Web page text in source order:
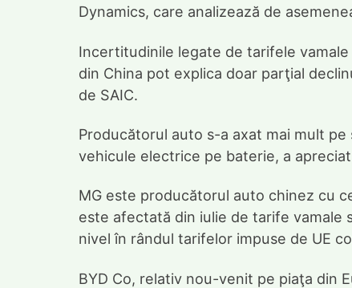
Dynamics, care analizează de
Incertitudinile legate de tarifele
din China pot explica doar parţial
de SAIC.
Producătorul auto s-a axat mai mult
vehicule electrice pe baterie, a
MG este producătorul auto chinez cu
este afectată din iulie de tarife vamale
nivel în rândul tarifelor impuse de UE
BYD Co, relativ nou-venit pe piaţa din